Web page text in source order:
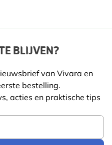
BLIJVEN?
van Vivara en
bestelling.
acties en praktische tips